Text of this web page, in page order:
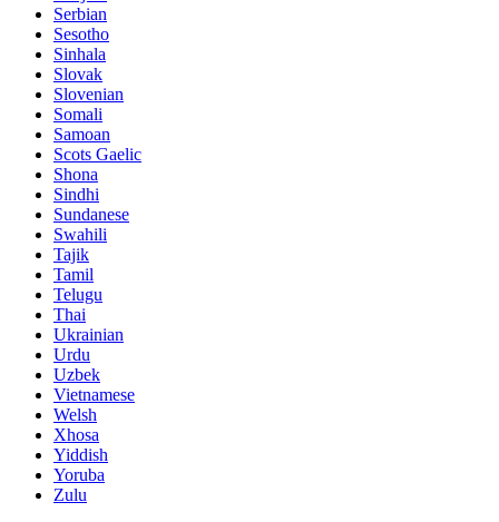
Serbian
Sesotho
Sinhala
Slovak
Slovenian
Somali
Samoan
Scots Gaelic
Shona
Sindhi
Sundanese
Swahili
Tajik
Tamil
Telugu
Thai
Ukrainian
Urdu
Uzbek
Vietnamese
Welsh
Xhosa
Yiddish
Yoruba
Zulu